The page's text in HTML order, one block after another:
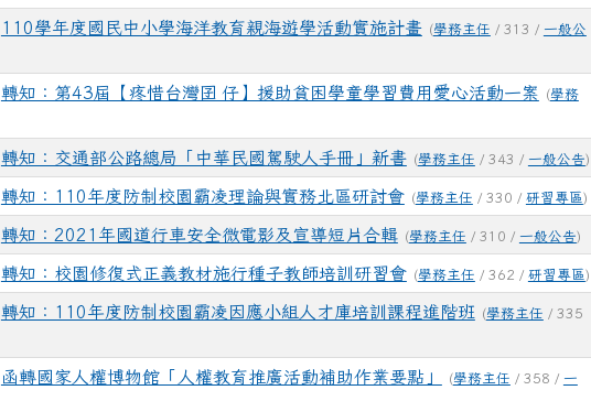
110學年度國民中小學海洋教育親海遊學活動實施計畫 (學務主任 / 313 / 一般公
轉知：第43屆【疼惜台灣囝 仔】援助貧困學童學習費用愛心活動一案 (學務
轉知：交通部公路總局「中華民國駕駛人手冊」新書 (學務主任 / 343 / 一般公告)
轉知：110年度防制校園霸凌理論與實務北區研討會 (學務主任 / 330 / 研習專區)
轉知：2021年國道行車安全微電影及宣導短片合輯 (學務主任 / 310 / 一般公告)
轉知：校園修復式正義教材施行種子教師培訓研習會 (學務主任 / 362 / 研習專區)
轉知：110年度防制校園霸凌因應小組人才庫培訓課程進階班 (學務主任 / 335
函轉國家人權博物館「人權教育推廣活動補助作業要點」 (學務主任 / 358 / 一